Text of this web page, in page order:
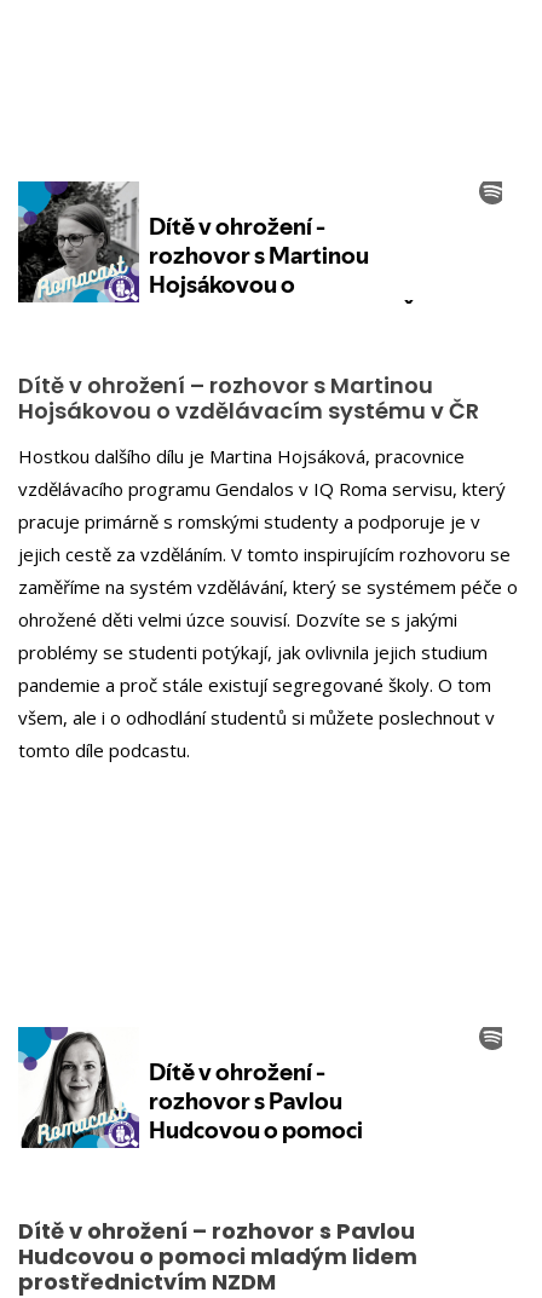
Dítě v ohrožení – rozhovor s Martinou
Hojsákovou o vzdělávacím systému v ČR
Hostkou dalšího dílu je Martina Hojsáková, pracovnice
vzdělávacího programu Gendalos v IQ Roma servisu, který
pracuje primárně s romskými studenty a podporuje je v
jejich cestě za vzděláním. V tomto inspirujícím rozhovoru se
zaměříme na systém vzdělávání, který se systémem péče o
ohrožené děti velmi úzce souvisí. Dozvíte se s jakými
problémy se studenti potýkají, jak ovlivnila jejich studium
pandemie a proč stále existují segregované školy. O tom
všem, ale i o odhodlání studentů si můžete poslechnout v
tomto díle podcastu.
Dítě v ohrožení – rozhovor s Pavlou
Hudcovou o pomoci mladým lidem
prostřednictvím NZDM